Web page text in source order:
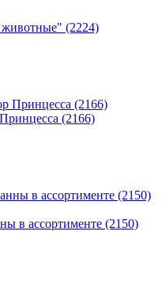
(2224)
(2166)
в ассортименте (2150)